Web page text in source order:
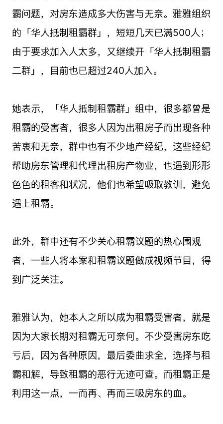
霸问题，对房东造成多大伤害与无奈。雅雅组织
的「华人抵制租霸群」，短短几天已满500人；
由于要求加入人太多，又继续开「华人抵制租霸
二群」，目前也已超过240人加入。
她表示，「华人抵制租霸群」组中，很多都曾是
租霸的受害者，很多人因为出租房子而出现各种
苦衷和无奈，群中也有不少地产经纪，这些经纪
帮助房东管理和代理出租房产物业，也遇到形形
色色的租客和状况，他们也希望吸取教训，避免
遇上租霸。
此外，群中还有不少关心租霸议题的热心围观
者，一些人将本案和租霸议题做成视频节目，得
到广泛关注。
雅雅认为，她本人之所以成为租霸受害者，就是
因为大家长期对租霸无可奈何。不少受害房东吃
亏后，因为各种原因，最后委曲求全，选择与租
霸和解，导致租霸的恶行无迹可查。而租霸正是
利用这一点，一而再、再而三吸房东的血。